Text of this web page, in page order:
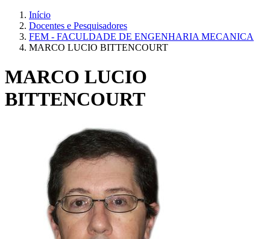
Início
Docentes e Pesquisadores
FEM - FACULDADE DE ENGENHARIA MECANICA
MARCO LUCIO BITTENCOURT
MARCO LUCIO
BITTENCOURT